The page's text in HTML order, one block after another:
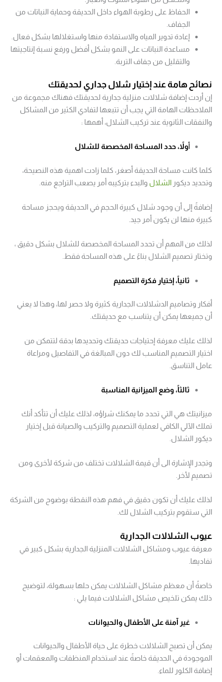
الحفاظ على رطوبة الهواء داخل الحديقة وحماية النباتات من
الجفاف.
إعادة تدوير المياه والاستفادة منها واستغلالها بشكل فعال.
مساعدة النباتات على النمو بشكل أفضل ورفع نسبة إنتاجيتها
والتقليل من جفاف التربة.
نصائح هامة عند إختيار شلال جداري لحديقتك
إن أردت إضافة شلالات منزلية جدارية لحديقتك فهناك مجموعة من
الملاحظات الهامة التي يجب أن تتبعها لتفادي الكثير من المشاكل
والنفقات الثانوية عند تركيب الشلال، أهمها :
أولاً، حدد المساحة المخصصة للشلال
كلما كانت مساحة الحديقة أصغر، كلما زادت اهمية هذه النصيحة،
وتحديد ديكور الشلال والبدء بتركيبه أمر يصعب التراجع منه.
إضافةً إلى أن وجود شلال كبيرة الحجم في الحديقة ويحجز مساحة
كبيرة منها لن يكون أمر جيد.
لذلك من المهم أن تحدد المساحة المخصصة للشلال بشكل دقيق ،
وتختار تصميم الشلال بناءً على هذه المساحة فقط.
ثانياً، إختيار فكرة التصميم
أفكار وتصاميم الدشلالات الجدارية كثيرة ولا حصر لها، وهذا لا يعني
أن جميعها يمكن أن يتناسب مع حديقتك.
لذلك عليك معرفة إحتياجات حديقتك وتحديدها بدقة لتتمكن من
اختيار التصميم المناسب لك دون المبالغة في التفاصيل ومراعاة
عامل التناسق.
ثالثاً، وضع الميزانية المناسبة
ميزانيتك هي التي تحدد ما يمكنك شراؤه، لذلك عليك أن تتأكد أنك
تملك الآلي الكافي لعملية التصميم والتركيب والصيانة قبل إختيار
ديكور الشلال.
وتجدر الإشارة الى أن قيمة الشلالات تختلف من شركة لأخرى ومن
تصميم لأخر.
لذلك عليك أن تكون دقيق في فهم هذه النقطة بوضوح من الشركة
التي ستقوم بتركيب الشلال لك.
عيوب الشلالات الجدارية
معرفة عيوب ومشاكل الشلالات المنزلية الجدارية بشكل كبير في
تفاديها.
خاصةً أن معظم مشاكل الشلالات يمكن حلها بسهولة، لتوضيح
ذلك يمكن تلخيص مشاكل الشلالات فيما يلي :
غير آمنة على الأطفال والحيوانات
يمكن أن تصبح الشلالات خطرة على حياة الأطفال والحيوانات
الموجودة في الحديقة خاصةً عند استخدام المنظفات والمعقمات أو
إضافة الكلور للماء.